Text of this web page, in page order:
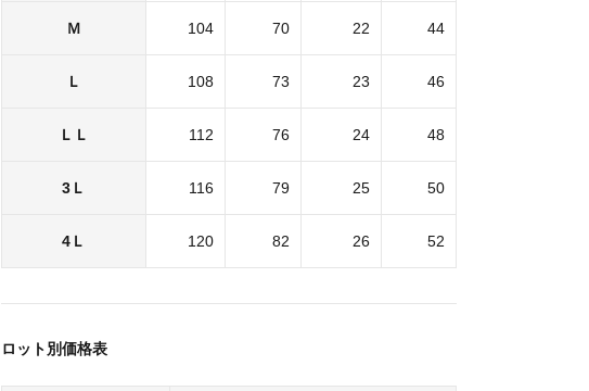
Ｍ 104 70 22 44
Ｌ 108 73 23 46
ＬＬ 112 76 24 48
3Ｌ 116 79 25 50
4Ｌ 120 82 26 52
ロット別価格表